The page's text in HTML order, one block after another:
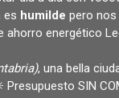
es humilde pero
energético
, una bella
SIN